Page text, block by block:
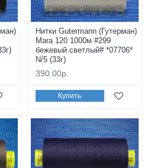
Нитки Gutermann (Гутерман)
Mara 120 1000м #299
бежевый светлый# *07706*
N/5 (33г)
390.00р.
Купить